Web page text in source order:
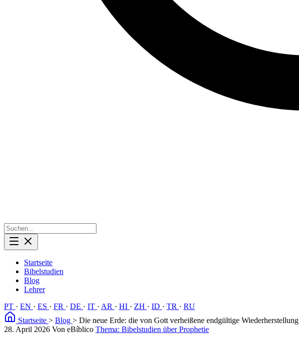
Startseite
Bibelstudien
Blog
Lehrer
PT · EN · ES · FR · DE · IT · AR · HI · ZH · ID · TR · RU
Startseite > Blog > Die neue Erde: die von Gott verheißene endgültige Wiederherstellung
28. April 2026 Von eBíblico Thema: Bibelstudien über Prophetie